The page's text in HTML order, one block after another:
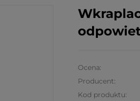
Ocena:
Producent:
Kod produktu: